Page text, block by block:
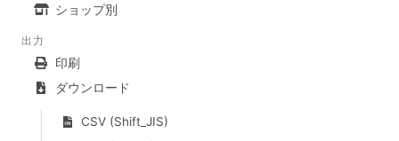
ショップ別
出力
印刷
ダウンロード
CSV (Shift_JIS)